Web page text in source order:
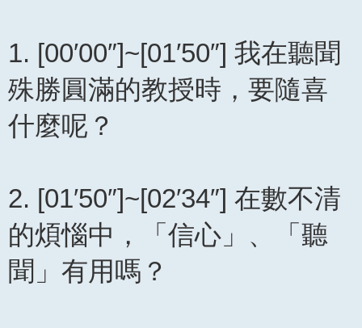
1. [00′00″]~[01′50″] 我在聽聞
殊勝圓滿的教授時，要隨喜
什麼呢？
2. [01′50″]~[02′34″] 在數不清
的煩惱中，「信心」、「聽
聞」有用嗎？